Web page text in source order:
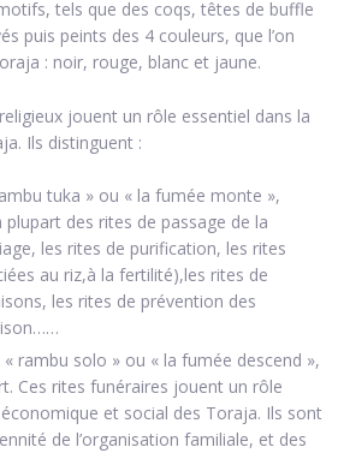
tels que des coqs, têtes de buffle
puis peints des 4 couleurs, que l’on
: noir, rouge, blanc et jaune.
jouent un rôle essentiel dans la
Ils distinguent :
tuka » ou « la fumée monte »,
des rites de passage de la
les rites de purification, les rites
au riz,à la fertilité),les rites de
les rites de prévention des
« rambu solo » ou « la fumée descend »,
Ces rites funéraires jouent un rôle
et social des Toraja. Ils sont
de l’organisation familiale, et des